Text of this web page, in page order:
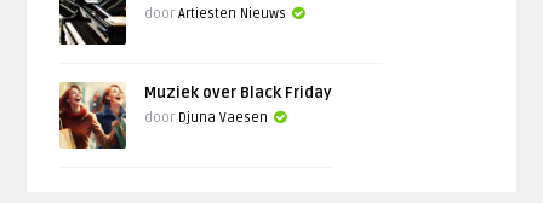
doorArtiesten Nieuws
Muziek over Black Friday
door Djuna Vaesen